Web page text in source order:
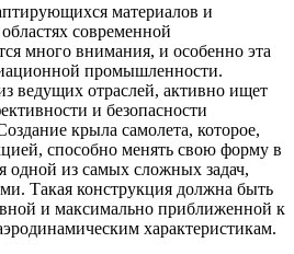
материалов и
современной
много внимания, и особенно эта
промышленности.
ведущих отраслей, активно ищет
и безопасности
крыла самолета, которое,
способно менять свою форму в
одной из самых сложных задач,
Такая конструкция должна быть
и максимально приближенной к
характеристикам.